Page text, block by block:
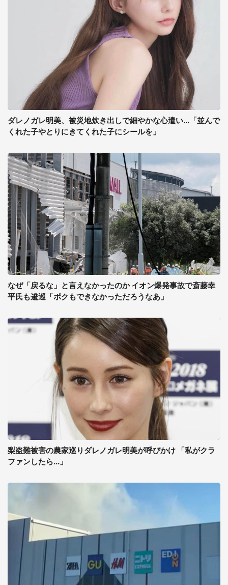
ダレノガレ明美、被災地炊き出しで細やかな心遣い...「並んで
くれた子やとりにきてくれた子にシールを」
なぜ「戻るな」と言えなかったのか イオン爆発事故で斎藤幸
平氏も逡巡「ボクもできなかっただろうなあ」
梨盗難被害の農家巡りダレノガレ明美が呼びかけ 「私がクラ
ファンしたら...」